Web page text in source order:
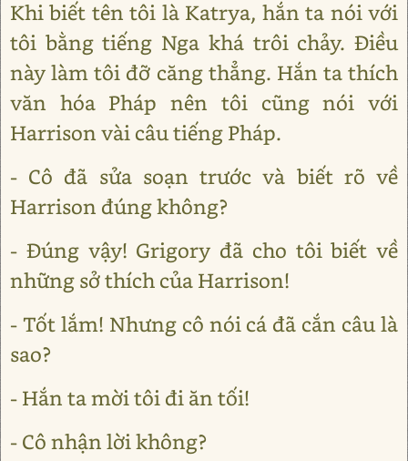
Khi biết tên tôi là Katrya, hắn ta nói với
tôi bằng tiếng Nga khá trôi chảy. Điều
này làm tôi đỡ căng thẳng. Hắn ta thích
văn hóa Pháp nên tôi cũng nói với
Harrison vài câu tiếng Pháp.
- Cô đã sửa soạn trước và biết rõ về
Harrison đúng không?
- Đúng vậy! Grigory đã cho tôi biết về
những sở thích của Harrison!
- Tốt lắm! Nhưng cô nói cá đã cắn câu là
sao?
- Hắn ta mời tôi đi ăn tối!
- Cô nhận lời không?